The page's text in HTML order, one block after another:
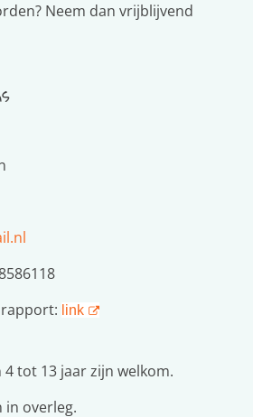
Neem dan vrijblijvend
rapport: link
4 tot 13 jaar zijn welkom.
in overleg.